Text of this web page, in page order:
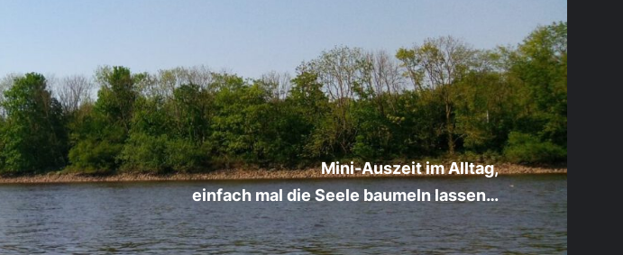
Mini-Auszeit im Alltag,
einfach mal die Seele baumeln lassen…